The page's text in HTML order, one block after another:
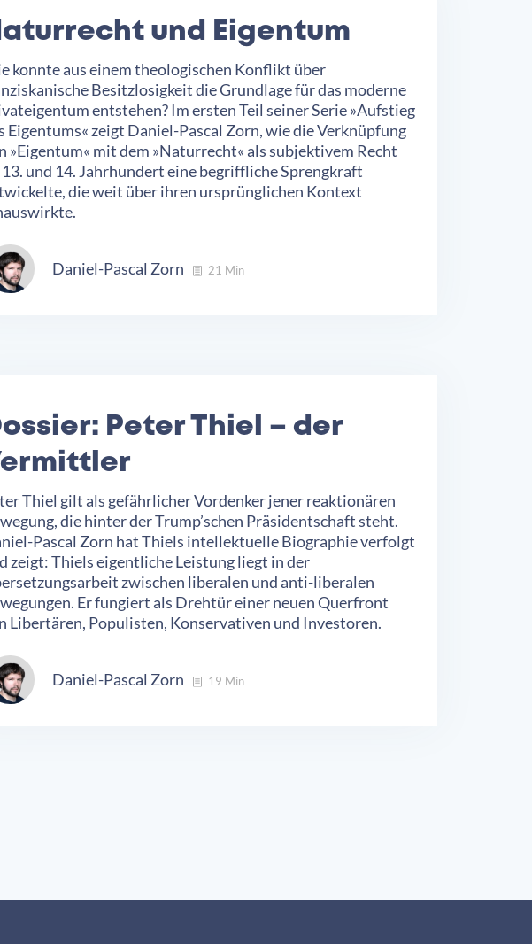
und Eigentum
konnte aus einem theologischen Konflikt über
Besitzlosigkeit die Grundlage für das moderne
entstehen? Im ersten Teil seiner Serie »Aufstieg
Eigentums« zeigt Daniel-Pascal Zorn, wie die Verknüpfung
»Eigentum« mit dem »Naturrecht« als subjektivem Recht
und 14. Jahrhundert eine begriffliche Sprengkraft
die weit über ihren ursprünglichen Kontext
Daniel-Pascal Zorn 21 Min
Peter Thiel – der
Thiel gilt als gefährlicher Vordenker jener reaktionären
die hinter der Trump’schen Präsidentschaft steht.
Pascal Zorn hat Thiels intellektuelle Biographie verfolgt
zeigt: Thiels eigentliche Leistung liegt in der
zwischen liberalen und anti-liberalen
Er fungiert als Drehtür einer neuen Querfront
Libertären, Populisten, Konservativen und Investoren.
Daniel-Pascal Zorn 19 Min